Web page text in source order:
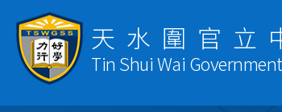
天水圍官立
Tin Shui Wai